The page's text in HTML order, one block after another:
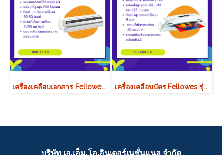
เครื่องเคลือบเอกสาร Fellowes รุ่น Jupiter A3 เครื่องเคลือบบัตร Fellowes รุ่น Cosmic 2 A4
บริษัท เอ.เอ็ม.โอ.อินเตอร์เนชั่นแนล จำกัด